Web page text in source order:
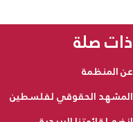
ذات صلة
عن المنظمة
المشهد الحقوقي لفلسطين